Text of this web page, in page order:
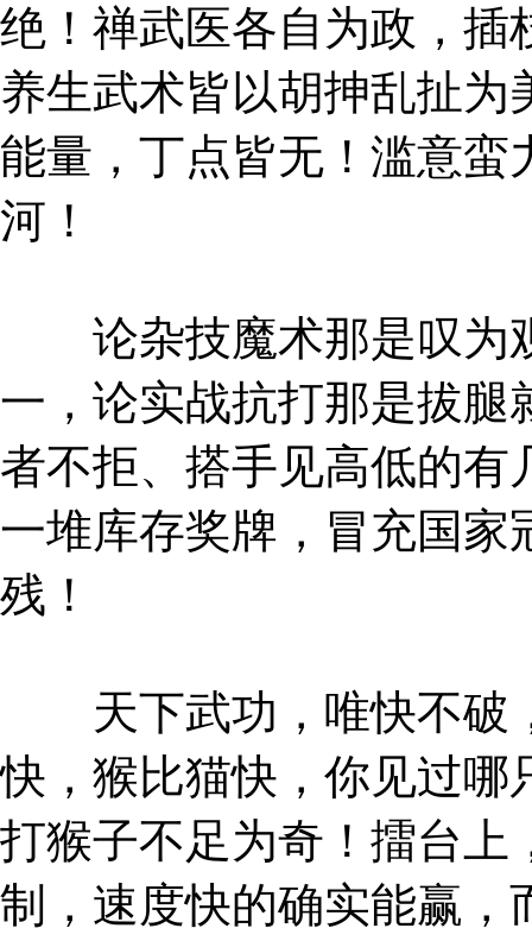
绝！禅武医各自为政，插
养生武术皆以胡抻乱扯
能量，丁点皆无！滥意蛮
河！
论杂技魔术那是叹为
一，论实战抗打那是拔腿
者不拒、搭手见高低的有
一堆库存奖牌，冒充国家
残！
天下武功，唯快不破
快，猴比猫快，你见过哪
打猴子不足为奇！擂台上
制，速度快的确实能赢，